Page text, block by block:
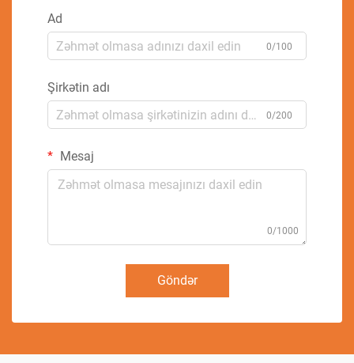
Ad
0/100
Şirkətin adı
0/200
Mesaj
0/1000
Göndər